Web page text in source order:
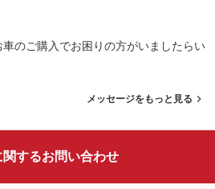
のご購入でお困りの方がいましたらい
メッセージをもっと見る
関するお問い合わせ